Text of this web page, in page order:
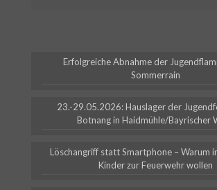
Erfolgreiche Abnahme der
Sommerrain
23.-29.05.2026: Hauslager der
Botnang in Haidmühle/Bayrischer
Löschangriff statt Smartphone – Warum
Kinder zur Feuerwehr wollen